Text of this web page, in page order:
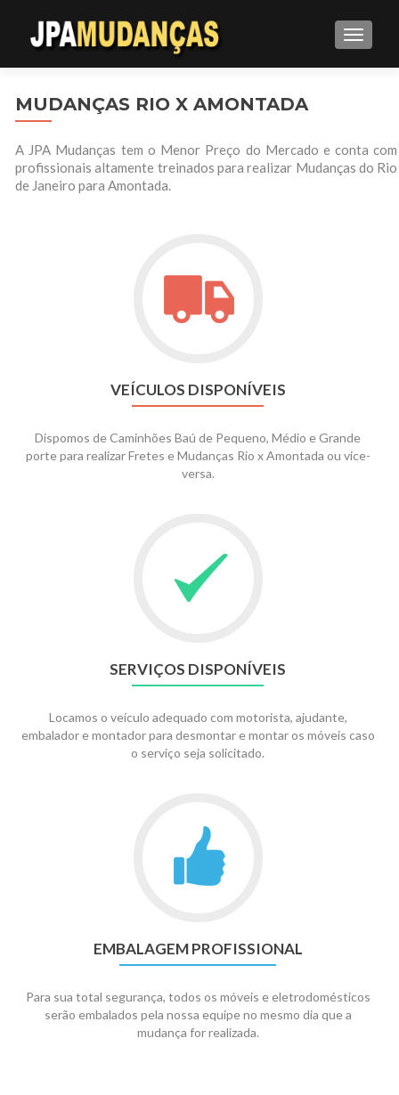
MUDANÇAS RIO X AMONTADA
A JPA Mudanças tem o Menor Preço do Mercado e conta com
profissionais altamente treinados para realizar Mudanças do Rio
de Janeiro para Amontada.
VEÍCULOS DISPONÍVEIS
Dispomos de Caminhões Baú de Pequeno, Médio e Grande
porte para realizar Fretes e Mudanças Rio x Amontada ou vice-
versa.
SERVIÇOS DISPONÍVEIS
Locamos o veículo adequado com motorista, ajudante,
embalador e montador para desmontar e montar os móveis caso
o serviço seja solicitado.
EMBALAGEM PROFISSIONAL
Para sua total segurança, todos os móveis e eletrodomésticos
serão embalados pela nossa equipe no mesmo dia que a
mudança for realizada.